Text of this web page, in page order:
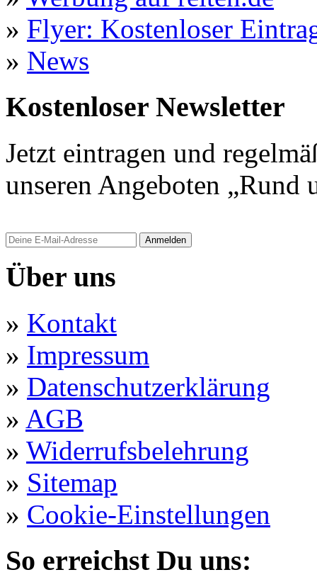
» Flyer: Kostenloser
» News
Kostenloser Newsletter
Jetzt eintragen und
unseren Angeboten „Rund
Anmelden
Über uns
» Kontakt
» Impressum
» Datenschutzerklärung
» AGB
» Widerrufsbelehrung
» Sitemap
» Cookie-Einstellungen
So erreichst Du uns: